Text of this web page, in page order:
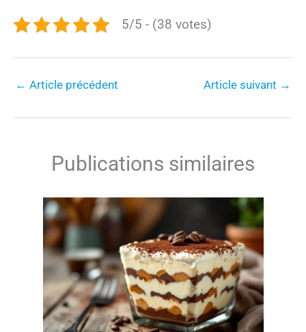
5/5 - (38 votes)
← Article précédent Article suivant →
Publications similaires